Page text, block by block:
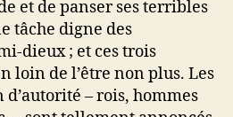
et de panser ses terribles
tâche digne des
dieux ; et ces trois
loin de l’être non plus. Les
– rois, hommes